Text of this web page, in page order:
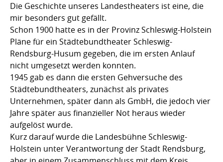
Die Geschichte unseres Landestheaters ist eine, die
mir besonders gut gefällt.
Schon 1900 hatte es in der Provinz Schleswig-Holstein
Pläne für ein Städtebundtheater Schleswig-
Rendsburg-Husum gegeben, die im ersten Anlauf
nicht umgesetzt werden konnten.
1945 gab es dann die ersten Gehversuche des
Städtebundtheaters, zunächst als privates
Unternehmen, später dann als GmbH, die jedoch vier
Jahre später aus finanzieller Not heraus wieder
aufgelöst wurde.
Kurz darauf wurde die Landesbühne Schleswig-
Holstein unter Verantwortung der Stadt Rendsburg,